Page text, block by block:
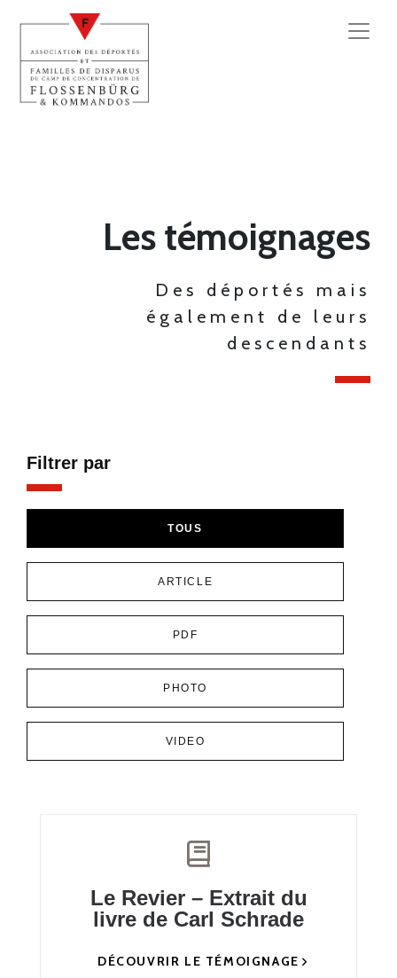
Les témoignages
Des déportés mais
également de leurs
descendants
Filtrer par
TOUS
ARTICLE
PDF
PHOTO
VIDEO
Le Revier – Extrait du
livre de Carl Schrade
DÉCOUVRIR LE TÉMOIGNAGE